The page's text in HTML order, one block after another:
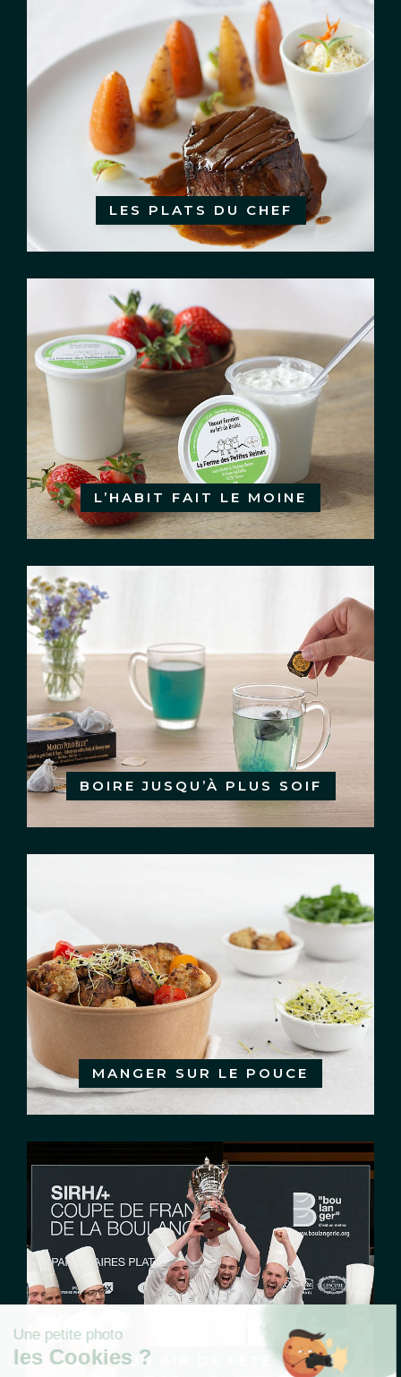
LES PLATS DU CHEF
L’HABIT FAIT LE MOINE
BOIRE JUSQU’À PLUS SOIF
MANGER SUR LE POUCE
UN AIR DE FÊTE